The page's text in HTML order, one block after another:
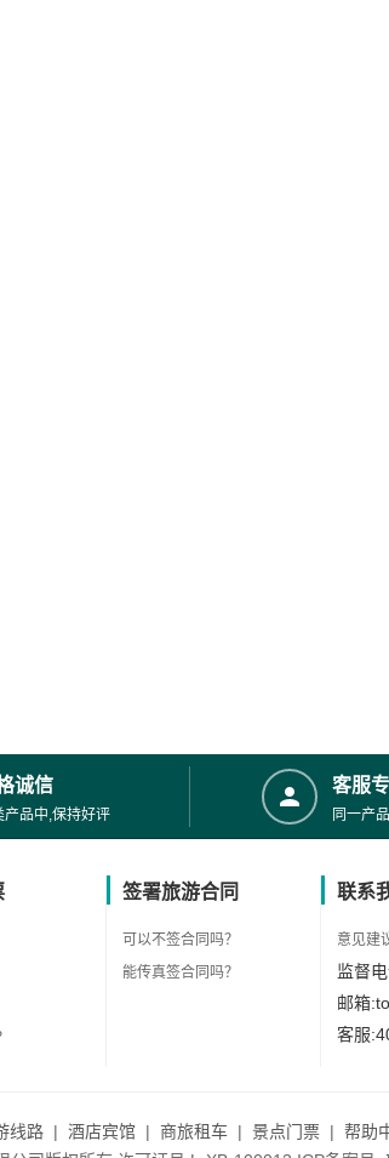
诚信
产品中,保持好评
客服
同一产
签署旅游合同
可以不签合同吗？
能传真签合同吗？
联系
意见建
监督
邮箱
客服
线路 | 酒店宾馆 | 商旅租车 | 景点门票 | 帮助